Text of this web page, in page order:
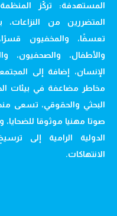
المستهدفة: تركّز
المتضررين من
تعسفًا، والمخفيون قسرًا،
والأطفال، والصحفيون،
الإنسان، إضافة إلى
مخاطر مضاعفة في بيئات
البحثي والحقوقي، تسعى
صوتا مهنيا موثوقا
الدولية الرامية إلى
الانتهاكات.